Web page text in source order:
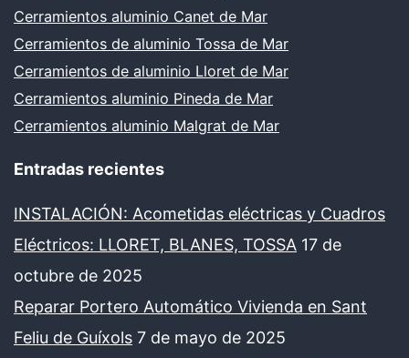
Cerramientos aluminio Canet de Mar
Cerramientos de aluminio Tossa de Mar
Cerramientos de aluminio Lloret de Mar
Cerramientos aluminio Pineda de Mar
Cerramientos aluminio Malgrat de Mar
Entradas recientes
INSTALACIÓN: Acometidas eléctricas y Cuadros
Eléctricos: LLORET, BLANES, TOSSA 17 de
octubre de 2025
Reparar Portero Automático Vivienda en Sant
Feliu de Guíxols 7 de mayo de 2025